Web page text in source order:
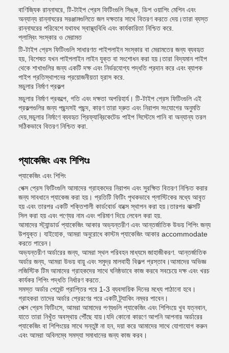
বাণিজ্যিক রান্নাঘরে, টি-টাইপ প্রেস ফিটিংগুলি সিঙ্ক, ডিশ ওয়াশিং মেশিন এবং
অন্যান্য রান্নাঘরের সরঞ্জামগুলিতে জল দক্ষতার সাথে বিতরণ করতে দেয়।তারা ব্যস্ত
রান্নাঘরের পরিবেশে যথাযথ স্বাস্থ্যবিধি এবং কার্যকারিতা নিশ্চিত করে.
প্লাম্বিং সংস্কার ও মেরামত
টি-টাইপ প্রেস ফিটিংগুলি সাধারণত পাইপলাইন সংস্কার বা মেরামতের জন্য ব্যবহৃত
হয়, বিশেষত যখন পাইপলাইন লাইন যুক্ত বা সংশোধন করা হয়।তারা বিদ্যমান পাইপ
থেকে শাখাগুলির জন্য একটি দক্ষ এবং নির্ভরযোগ্য পদ্ধতি প্রদান করে এবং ব্যাপক
পাইপ প্রতিস্থাপনের প্রয়োজনীয়তা হ্রাস করে.
মডুলার নির্মাণ প্রকল্প
মডুলার নির্মাণ প্রকল্পে, গতি এবং দক্ষতা অপরিহার্য। টি-টাইপ প্রেস ফিটিংগুলি এই
প্রকল্পগুলির জন্য পছন্দসই পছন্দ, কারণ তারা দ্রুত এবং নিরাপদ সংযোগের অনুমতি
দেয়,মডুলার নির্মাণে ব্যবহৃত প্রিফ্যাব্রিকেটেড পাইপ সিস্টেমে পানি বা অন্যান্য তরল
সঠিকভাবে বিতরণ নিশ্চিত করা.
প্যাকেজিং এবং শিপিংঃ
প্যাকেজিং এবং শিপিং
পেক্স প্রেস ফিটিংগুলি আমাদের গ্রাহকদের নিরাপদ এবং সুরক্ষিত বিতরণ নিশ্চিত করার
জন্য সাবধানে প্যাকেজ করা হয়। প্রতিটি ফিটিং পৃথকভাবে প্লাস্টিকের মধ্যে আবৃত
হয় এবং তারপর একটি শক্তিশালী কার্ডবোর্ড বাক্সে স্থাপন করা হয়।তারপর বাক্সটি
সিল করা হয় এবং পণ্যের নাম এবং পরিমাণ দিয়ে লেবেল করা হয়.
আমাদের স্ট্যান্ডার্ড প্যাকেজিং আকার অভ্যন্তরীণ এবং আন্তর্জাতিক উভয় শিপিং জন্য
উপযুক্ত। যাইহোক, আমরা অনুরোধে কাস্টম প্যাকেজিং আকার accommodate
করতে পারেন।
অভ্যন্তরীণ অর্ডারের জন্য, আমরা স্থল পরিবহন মাধ্যমে জাহাজীকরণ. আন্তর্জাতিক
অর্ডার জন্য, আমরা উভয় বায়ু এবং সমুদ্র মালবাহী বিকল্প প্রস্তাব।আমাদের অভিজ্ঞ
লজিস্টিক টিম আমাদের গ্রাহকদের সাথে ঘনিষ্ঠভাবে কাজ করবে সবচেয়ে দক্ষ এবং খরচ
কার্যকর শিপিং পদ্ধতি নির্ধারণ করতে.
সমস্ত অর্ডার পেমেন্ট প্রাপ্তির পরে 1-3 ব্যবসায়িক দিনের মধ্যে পাঠানো হবে।
গ্রাহকরা তাদের অর্ডার প্রেরণের পরে একটি ট্র্যাকিং নম্বর পাবেন।
পেক্স প্রেস ফিটিংসে, আমরা আমাদের পণ্যগুলি প্যাকেজিং এবং শিপিংয়ে খুব যত্নবান,
যাতে তারা নিখুঁত অবস্থায় পৌঁছে যায়।যদি কোনো কারণে আপনি আপনার অর্ডারের
প্যাকেজিং বা শিপিংয়ের সাথে সন্তুষ্ট না হন, দয়া করে আমাদের সাথে যোগাযোগ করুন
এবং আমরা অবিলম্বে সমস্যা সমাধানের জন্য কাজ করব।